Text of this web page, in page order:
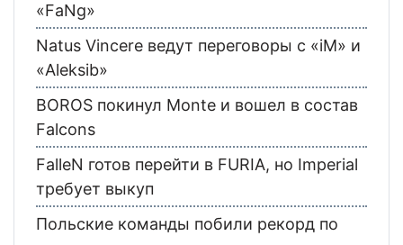
«FaNg»
Natus Vincere ведут переговоры с «iM» и
«Aleksib»
BOROS покинул Monte и вошел в состав
Falcons
FalleN готов перейти в FURIA, но Imperial
требует выкуп
Польские команды побили рекорд по